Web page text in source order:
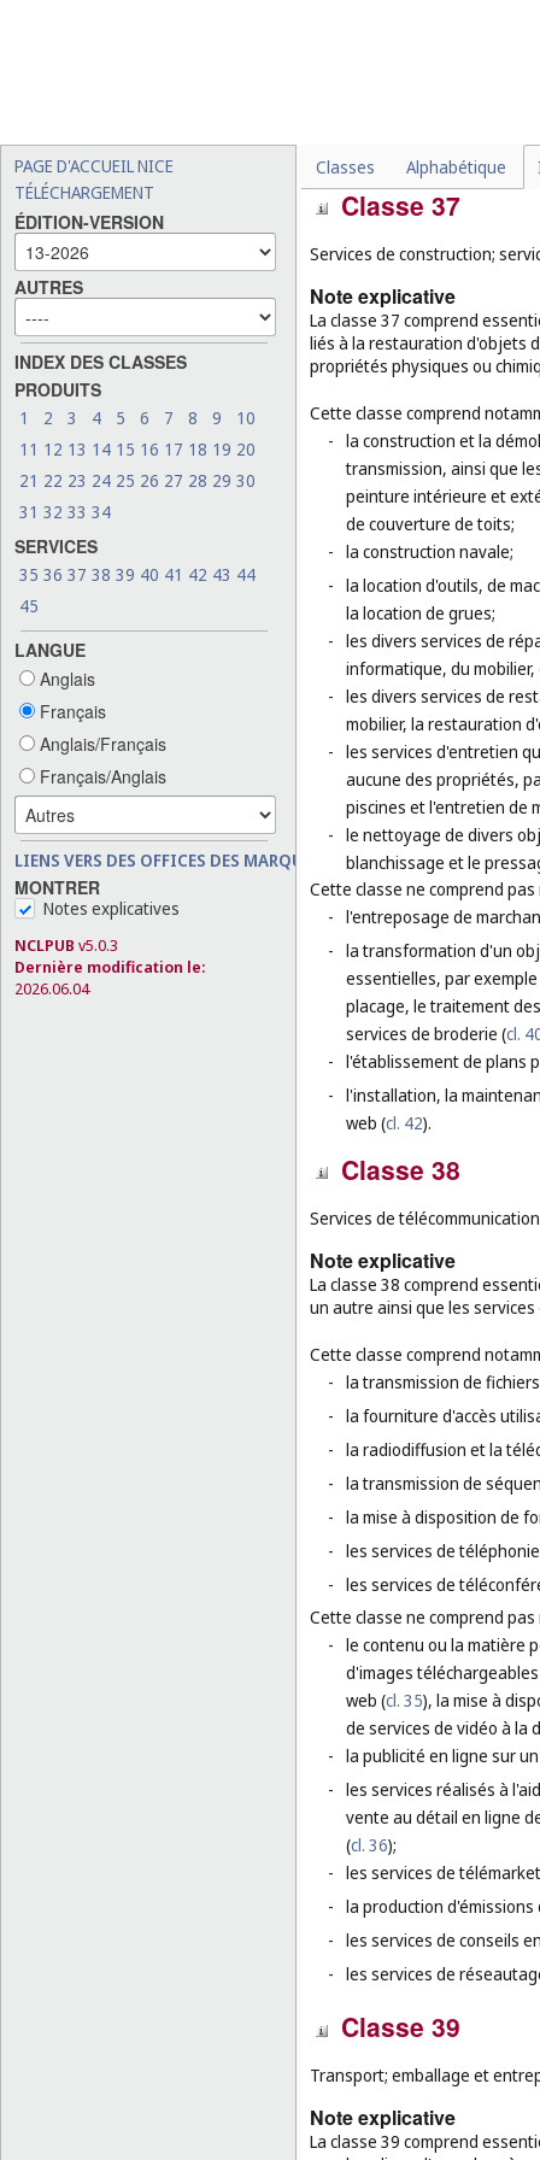
PAGE D'ACCUEIL NICE
TÉLÉCHARGEMENT
ÉDITION-VERSION
AUTRES
INDEX DES CLASSES
PRODUITS
1 2 3 4 5 6 7 8 9
10
11 12 13 14 15 16 17 18 19 20
21 22 23 24 25 26 27 28 29 30
31 32 33 34
SERVICES
35 36 37 38 39 40 41 42 43 44
45
LANGUE
Anglais
Français
Anglais/Français
Français/Anglais
LIENS VERS DES OFFICES DES MARQUES
MONTRER
Notes explicatives
NCLPUB v5.0.3
Dernière modification le:
2026.06.04
Classes Alphabétique
l'évaluation qualitative
Classe 37
Services de construction;
Note explicative
La classe 37 comprend
liés à la restauration d'objets
propriétés physiques ou
Cette classe comprend
- la construction et la
transmission, ainsi que
peinture intérieure et
de couverture de toits;
- la construction navale;
- la location d'outils, de
la location de grues;
- les divers services de
informatique, du
- les divers services de
mobilier, la restauration
- les services d'entretien
aucune des propriétés,
piscines et l'entretien de
- le nettoyage de divers
blanchissage et le
Cette classe ne comprend
- l'entreposage de
- la transformation d'un
essentielles, par
placage, le traitement
services de broderie (cl.
- l'établissement de plans
- l'installation, la
web (cl. 42).
Classe 38
Services de
Note explicative
La classe 38 comprend
un autre ainsi que les
Cette classe comprend
- la transmission de
- la fourniture d'accès
- la radiodiffusion et la
- la transmission de
- la mise à disposition de
- les services de
- les services de
Cette classe ne comprend
- le contenu ou la matière
d'images
web (cl. 35), la mise à
de services de vidéo à la
- la publicité en ligne sur
- les services réalisés à
vente au détail en ligne
(cl. 36);
- les services de
- la production
- les services de conseils
- les services de
Classe 39
Transport; emballage et
Note explicative
La classe 39 comprend